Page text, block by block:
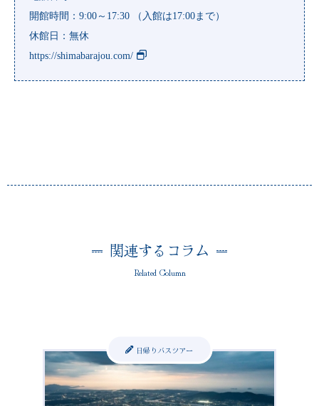
開館時間：9:00～17:30 （入館は17:00まで）
休館日：無休
https://shimabarajou.com/
関連するコラム
Related Column
日帰りバスツアー